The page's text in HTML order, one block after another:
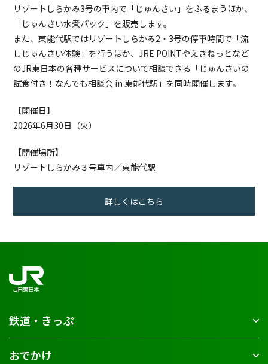
リゾートしらかみ3号の車内で「じゅんさい」をふるまうほか、
「じゅんさい水煮パック」を販売します。
また、東能代駅ではリゾートしらかみ2・3号の停車時間で「流
しじゅんさい体験」を行うほか、JRE POINTやえきねっとなど
のJR東日本の各種サービスについて相談できる「じゅんさいの
試食付き！なんでも相談会 in 東能代駅」を同時開催します。
【開催日】
2026年6月30日（火）
【開催場所】
リゾートしらかみ３号車内／東能代駅
詳しくはこちら
鉄道・きっぷ
おでかけ